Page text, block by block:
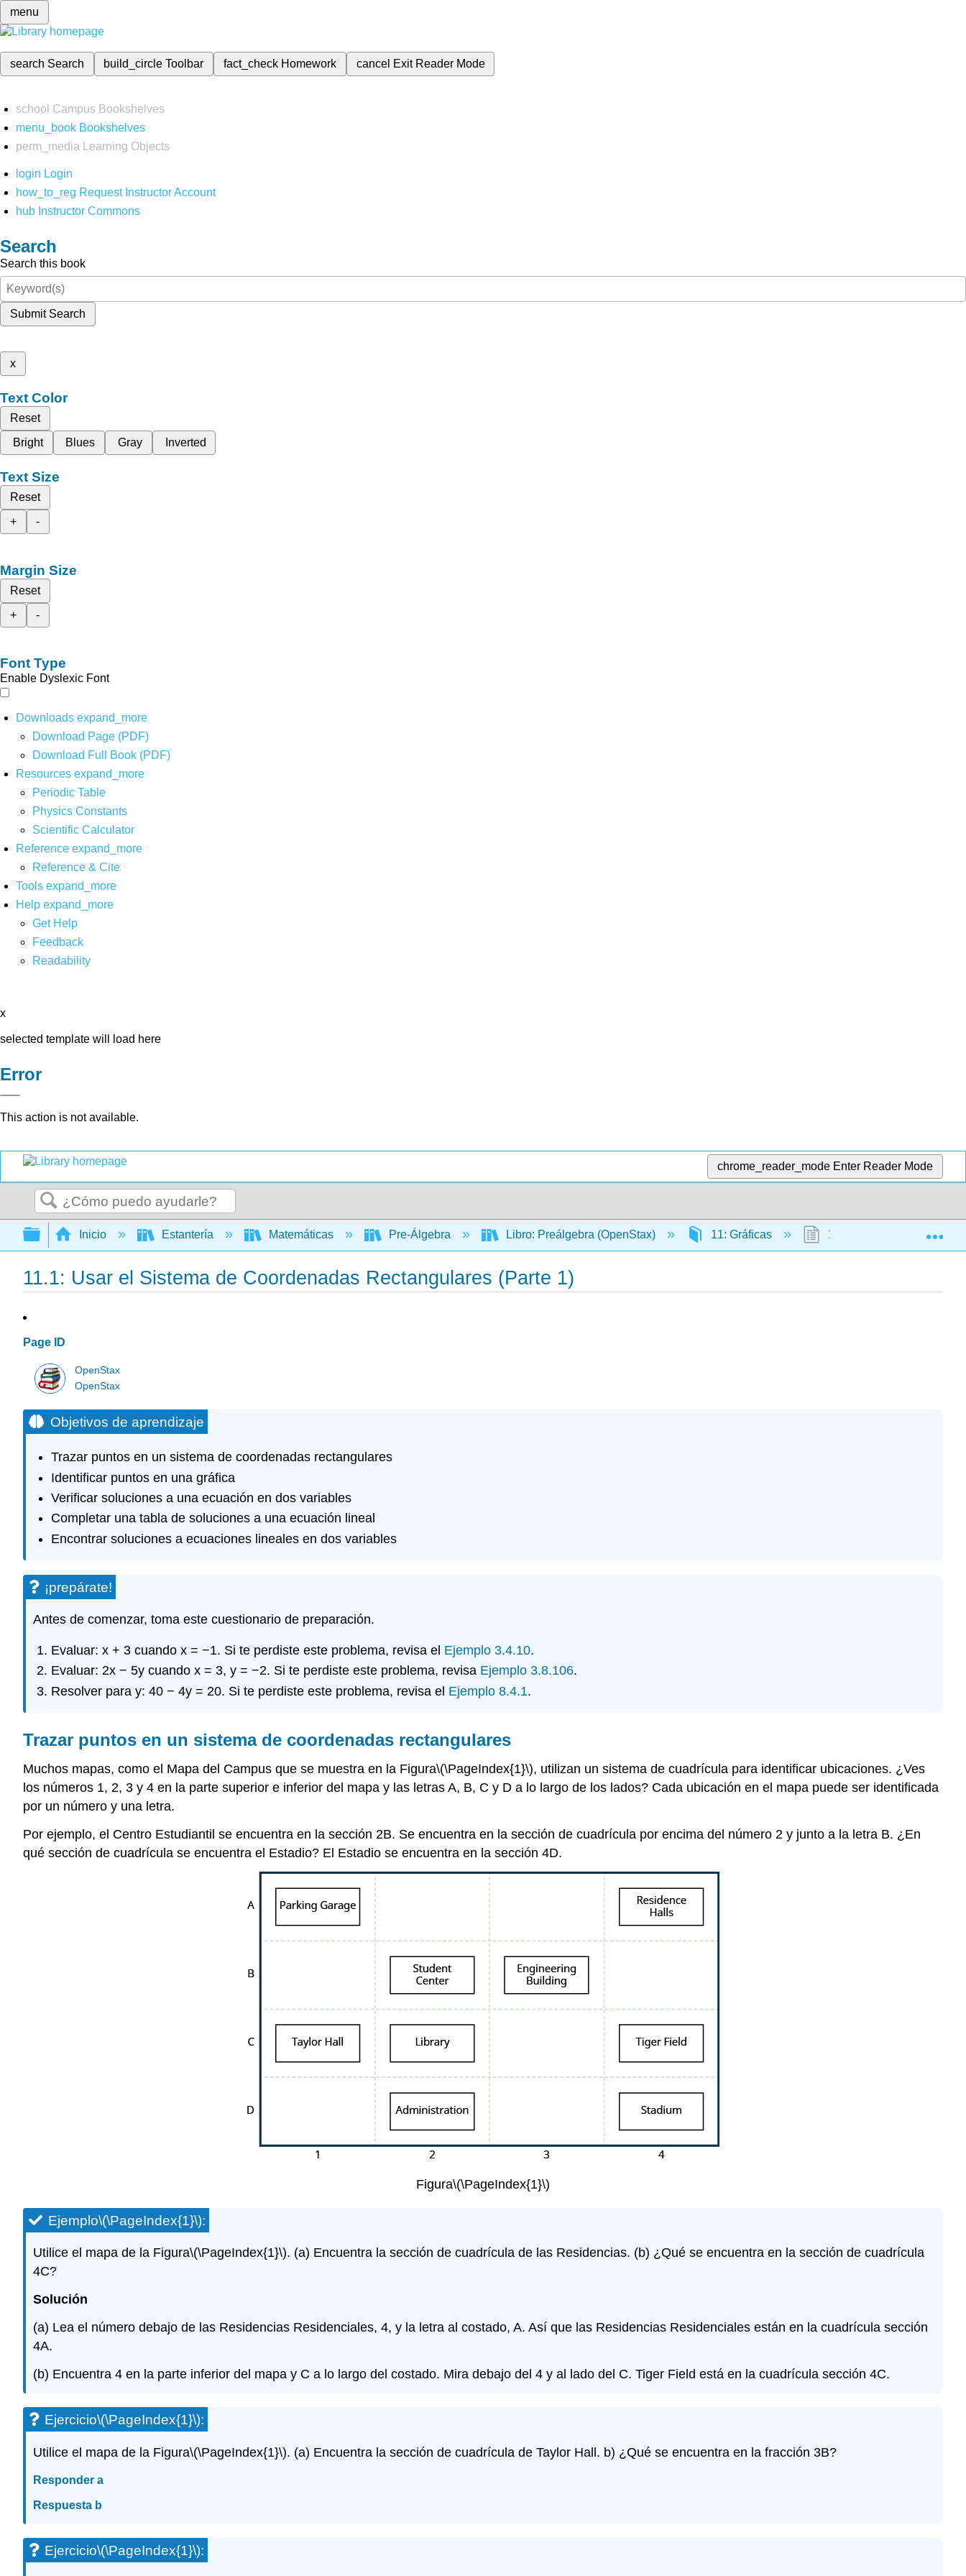
menu
search Search build_circleToolbar fact_check Homework cancel Exit Reader Mode
school Campus Bookshelves
menu_book Bookshelves
perm_media
Learning Objects
login Login
how_to_reg Request Instructor Account
hub Instructor Commons
Search
Search this book
Submit Search
x
Text Color
Reset
Bright
Blues Gray Inverted
Text Size
Reset
+
-
Margin Size
Reset
+
-
Font Type
Enable Dyslexic Font
Downloads expand_more
Download Page (PDF)
Download Full Book (PDF)
Resources expand_more
Periodic Table
Physics Constants
Scientific Calculator
Reference expand_more
Reference & Cite
Tools expand_more
Help expand_more
Get Help
Feedback
Readability
x
selected template will load here
Error
This action is not available.
chrome_reader_mode Enter Reader Mode
Buscar
Expandir/contraer jerarquía global
Inicio Estantería Matemáticas Pre-Álgebra Libro: Preálgebra (OpenStax) 11: Gráficas 11.1: Usar el Sistema de
11.1: Usar el Sistema de Coordenadas Rectangulares (Parte 1)
Page ID
OpenStax
OpenStax
Objetivos de aprendizaje
Trazar puntos en un sistema de coordenadas rectangulares
Identificar puntos en una gráfica
Verificar soluciones a una ecuación en dos variables
Completar una tabla de soluciones a una ecuación lineal
Encontrar soluciones a ecuaciones lineales en dos variables
¡prepárate!
Antes de comenzar, toma este cuestionario de preparación.
Evaluar: x + 3 cuando x = −1. Si te perdiste este problema, revisa el Ejemplo 3.4.10.
Evaluar: 2x − 5y cuando x = 3, y = −2. Si te perdiste este problema, revisa Ejemplo 3.8.106.
Resolver para y: 40 − 4y = 20. Si te perdiste este problema, revisa el Ejemplo 8.4.1.
Trazar puntos en un sistema de coordenadas rectangulares
Muchos mapas, como el Mapa del Campus que se muestra en la Figura\(\PageIndex{1}\), utilizan un sistema de cuadrícula para identificar ubicaciones. ¿Ves
los números 1, 2, 3 y 4 en la parte superior e inferior del mapa y las letras A, B, C y D a lo largo de los lados? Cada ubicación en el mapa puede ser identificada
por un número y una letra.
Por ejemplo, el Centro Estudiantil se encuentra en la sección 2B. Se encuentra en la sección de cuadrícula por encima del número 2 y junto a la letra B. ¿En
qué sección de cuadrícula se encuentra el Estadio? El Estadio se encuentra en la sección 4D.
Figura\(\PageIndex{1}\)
Ejemplo\(\PageIndex{1}\):
Utilice el mapa de la Figura\(\PageIndex{1}\). (a) Encuentra la sección de cuadrícula de las Residencias. (b) ¿Qué se encuentra en la sección de cuadrícula
4C?
Solución
(a) Lea el número debajo de las Residencias Residenciales, 4, y la letra al costado, A. Así que las Residencias Residenciales están en la cuadrícula sección
4A.
(b) Encuentra 4 en la parte inferior del mapa y C a lo largo del costado. Mira debajo del 4 y al lado del C. Tiger Field está en la cuadrícula sección 4C.
Ejercicio\(\PageIndex{1}\):
Utilice el mapa de la Figura\(\PageIndex{1}\). (a) Encuentra la sección de cuadrícula de Taylor Hall. b) ¿Qué se encuentra en la fracción 3B?
Responder a
Respuesta b
Ejercicio\(\PageIndex{1}\):